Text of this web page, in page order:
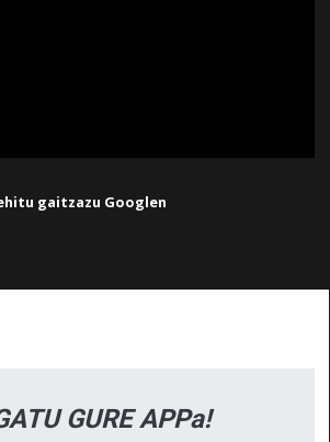
gaitzazu Googlen
GURE APPa!